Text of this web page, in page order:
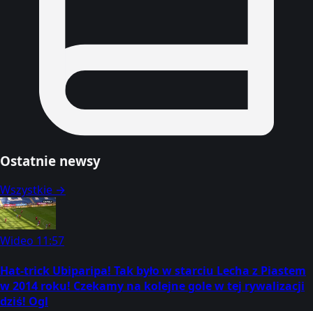
Ostatnie newsy
Wszystkie →
Wideo 11:57
Hat-trick Ubiparipa! Tak było w starciu Lecha z Piastem
w 2014 roku! Czekamy na kolejne gole w tej rywalizacji
dziś! Ogl